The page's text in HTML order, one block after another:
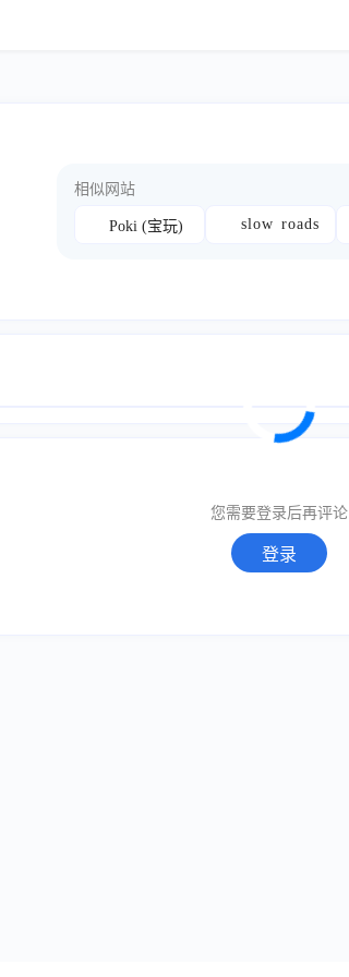
相似网站
Poki (宝玩) s l o w r o a d s
您需要登录后再评论
登录